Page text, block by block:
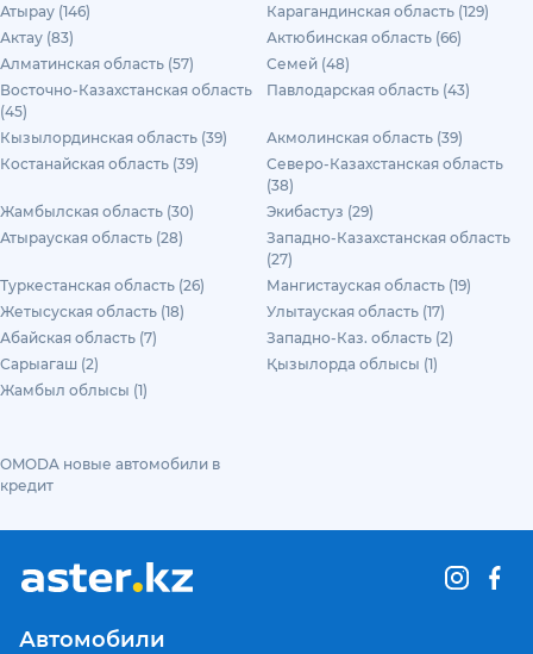
Атырау (146)
Карагандинская область (129)
Актау (83)
Актюбинская область (66)
Алматинская область (57)
Семей (48)
Восточно-Казахстанская область
(45)
Павлодарская область (43)
Кызылординская область (39)
Акмолинская область (39)
Костанайская область (39)
Северо-Казахстанская область
(38)
Жамбылская область (30)
Экибастуз (29)
Атырауская область (28)
Западно-Казахстанская область
(27)
Туркестанская область (26)
Мангистауская область (19)
Жетысуская область (18)
Улытауская область (17)
Абайская область (7)
Западно-Каз. область (2)
Сарыагаш (2)
Қызылорда облысы (1)
Жамбыл облысы (1)
OMODA новые автомобили в
кредит
Автомобили